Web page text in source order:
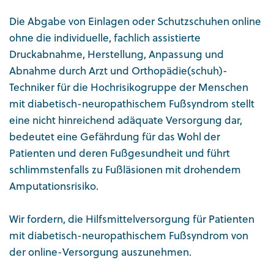
Die Abgabe von Einlagen oder Schutzschuhen online
ohne die individuelle, fachlich assistierte
Druckabnahme, Herstellung, Anpassung und
Abnahme durch Arzt und Orthopädie(schuh)-
Techniker für die Hochrisikogruppe der Menschen
mit diabetisch-neuropathischem Fußsyndrom stellt
eine nicht hinreichend adäquate Versorgung dar,
bedeutet eine Gefährdung für das Wohl der
Patienten und deren Fußgesundheit und führt
schlimmstenfalls zu Fußläsionen mit drohendem
Amputationsrisiko.
Wir fordern, die Hilfsmittelversorgung für Patienten
mit diabetisch-neuropathischem Fußsyndrom von
der online-Versorgung auszunehmen.